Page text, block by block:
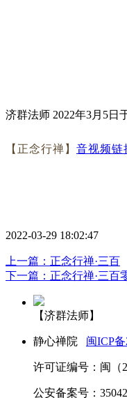
济群法师 2022年3月5日
【正念行禅】 音视频链
2022-03-29 18:02:47
上一篇：正念行禅·三百
下一篇：正念行禅·三百
【济群法师】
静心禅院 闽ICP备
许可证编号：闽（
公安备案号：